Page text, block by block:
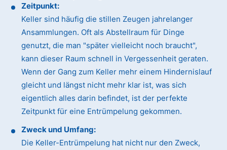
Zeitpunkt:
Keller sind häufig die stillen Zeugen jahrelanger
Ansammlungen. Oft als Abstellraum für Dinge
genutzt, die man "später vielleicht noch braucht",
kann dieser Raum schnell in Vergessenheit geraten.
Wenn der Gang zum Keller mehr einem Hindernislauf
gleicht und längst nicht mehr klar ist, was sich
eigentlich alles darin befindet, ist der perfekte
Zeitpunkt für eine Entrümpelung gekommen.
Zweck und Umfang:
Die Keller-Entrümpelung hat nicht nur den Zweck,